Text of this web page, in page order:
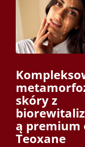
skóry z
ą premium
Teoxane